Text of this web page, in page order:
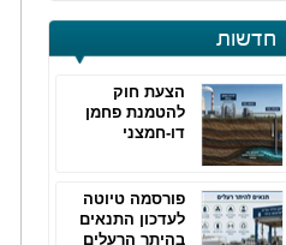
חדשות
הצעת חוק
להטמנת פחמן
דו-חמצני
פורסמה טיוטה
לעדכון התנאים
בהיתר הרעלים